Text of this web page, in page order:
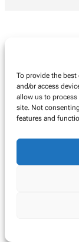
To provide the
and/or access
allow us to
site. Not
features and